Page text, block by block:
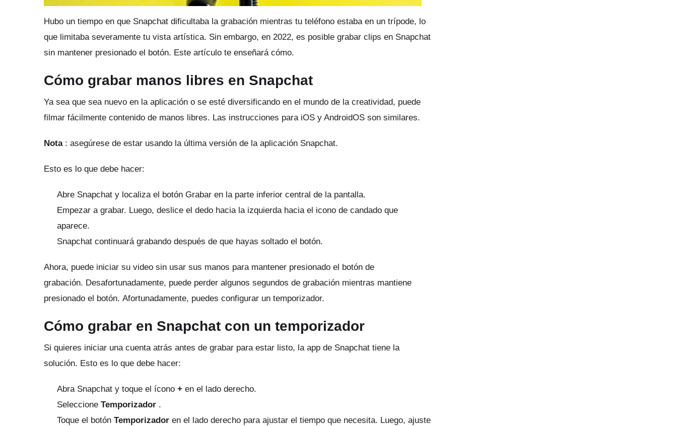
Hubo un tiempo en que Snapchat dificultaba la grabación mientras tu teléfono estaba en un trípode, lo
que limitaba severamente tu vista artística. Sin embargo, en 2022, es posible grabar clips en Snapchat
sin mantener presionado el botón. Este artículo te enseñará cómo.
Cómo grabar manos libres en Snapchat
Ya sea que sea nuevo en la aplicación o se esté diversificando en el mundo de la creatividad, puede
filmar fácilmente contenido de manos libres. Las instrucciones para iOS y AndroidOS son similares.
Nota: asegúrese de estar usando la última versión de la aplicación Snapchat.
Esto es lo que debe hacer:
Abre Snapchat y localiza el botón Grabar en la parte inferior central de la pantalla.
Empezar a grabar. Luego, deslice el dedo hacia la izquierda hacia el icono de candado que
aparece.
Snapchat continuará grabando después de que hayas soltado el botón.
Ahora, puede iniciar su video sin usar sus manos para mantener presionado el botón de
grabación. Desafortunadamente, puede perder algunos segundos de grabación mientras mantiene
presionado el botón. Afortunadamente, puedes configurar un temporizador.
Cómo grabar en Snapchat con un temporizador
Si quieres iniciar una cuenta atrás antes de grabar para estar listo, la app de Snapchat tiene la
solución. Esto es lo que debe hacer:
Abra Snapchat y toque el ícono + en el lado derecho.
Seleccione Temporizador .
Toque el botón Temporizador en el lado derecho para ajustar el tiempo que necesita. Luego, ajuste